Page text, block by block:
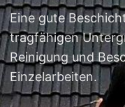
Eine gute
tragfähigen
Reinigung und
Einzelarbeiten.